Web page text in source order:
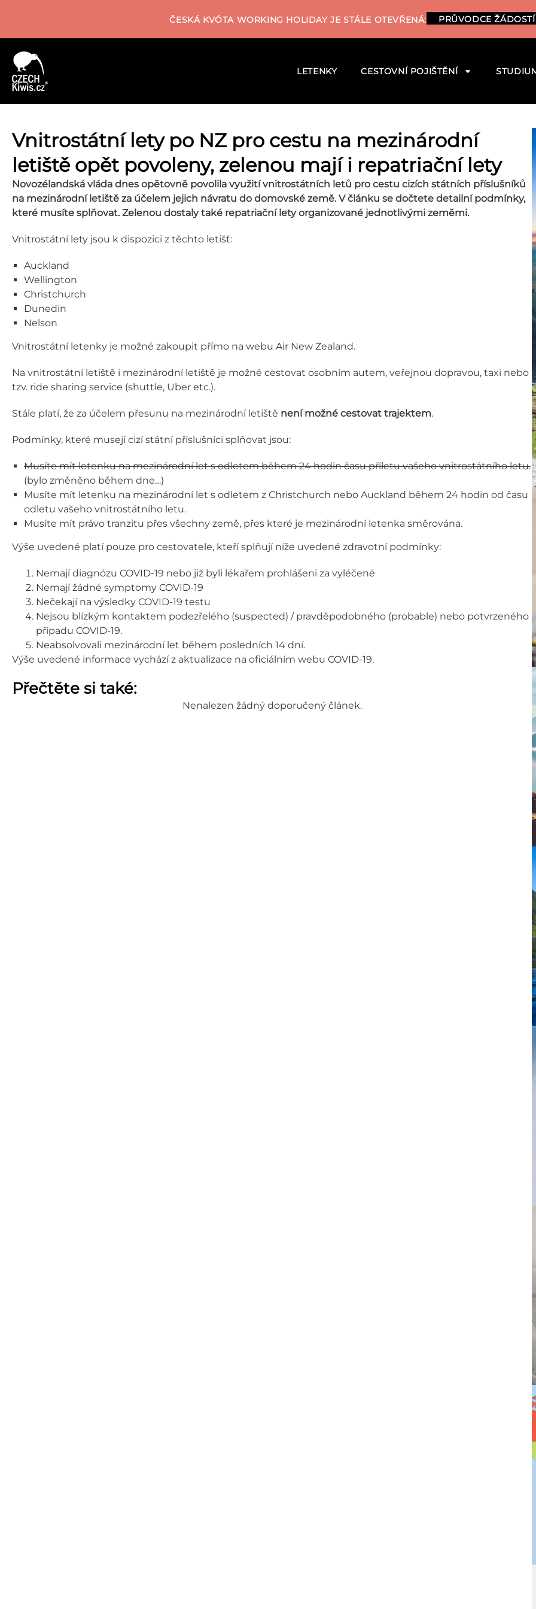
ČESKÁ KVÓTA WORKING HOLIDAY JE STÁLE OTEVŘENÁ: PRŮVODCE
LETENKY CESTOVNÍ POJIŠTĚNÍ
Vnitrostátní lety po NZ pro cestu na mezinárodní
letiště opět povoleny, zelenou mají i repatriační lety
Novozélandská vláda dnes opětovně povolila využití vnitrostátních letů pro cestu cizích státních příslušníků
na mezinárodní letiště za účelem jejich návratu do domovské země. V článku se dočtete detailní podmínky,
které musíte splňovat. Zelenou dostaly také repatriační lety organizované jednotlivými zeměmi.
Vnitrostátní lety jsou k dispozici z těchto letišť:
Auckland
Wellington
Christchurch
Dunedin
Nelson
Vnitrostátní letenky je možné zakoupit přímo na webu Air New Zealand.
Na vnitrostátní letiště i mezinárodní letiště je možné cestovat osobním autem, veřejnou dopravou, taxi nebo
tzv. ride sharing service (shuttle, Uber etc.).
Stále platí, že za účelem přesunu na mezinárodní letiště není možné cestovat trajektem.
Podmínky, které musejí cizí státní příslušníci splňovat jsou:
Musíte mít letenku na mezinárodní let s odletem během 24 hodin času příletu vašeho vnitrostátního letu.
(bylo změněno během dne…)
Musíte mít letenku na mezinárodní let s odletem z Christchurch nebo Auckland během 24 hodin od času
odletu vašeho vnitrostátního letu.
Musíte mít právo tranzitu přes všechny země, přes které je mezinárodní letenka směrována.
Výše uvedené platí pouze pro cestovatele, kteří splňují níže uvedené zdravotní podmínky:
Nemají diagnózu COVID-19 nebo již byli lékařem prohlášeni za vyléčené
Nemají žádné symptomy COVID-19
Nečekají na výsledky COVID-19 testu
Nejsou blízkým kontaktem podezřelého (suspected) / pravděpodobného (probable) nebo potvrzeného
případu COVID-19.
Neabsolvovali mezinárodní let během posledních 14 dní.
Výše uvedené informace vychází z aktualizace na oficiálním webu COVID-19.
Přečtěte si také:
Nenalezen žádný doporučený článek.